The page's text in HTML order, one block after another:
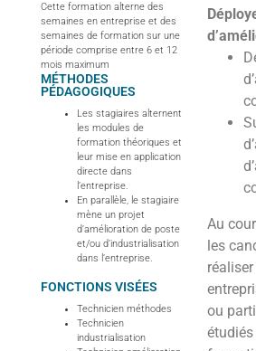
Cette formation alterne des
semaines en entreprise et des
semaines de formation sur une
période comprise entre 6 et 12
mois maximum
MÉTHODES
PÉDAGOGIQUES
Les stagiaires alternent
les modules de
formation théoriques et
leur mise en application
directe dans
l’entreprise.
En parallèle, le stagiaire
mène un projet
d’amélioration de poste
et/ou d’industrialisation
dans l’entreprise.
FONCTIONS VISÉES
Technicien méthodes
Technicien
industrialisation
Au
les
ou